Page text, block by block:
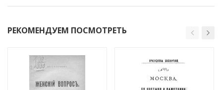
РЕКОМЕНДУЕМ ПОСМОТРЕТЬ